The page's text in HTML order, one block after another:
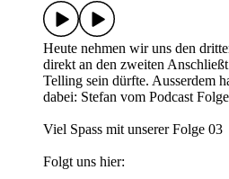
Heute nehmen wir uns den
direkt an den zweiten
Telling sein dürfte. Ausserdem
dabei: Stefan vom Podcast
Viel Spass mit unserer Folge 03
Folgt uns hier: